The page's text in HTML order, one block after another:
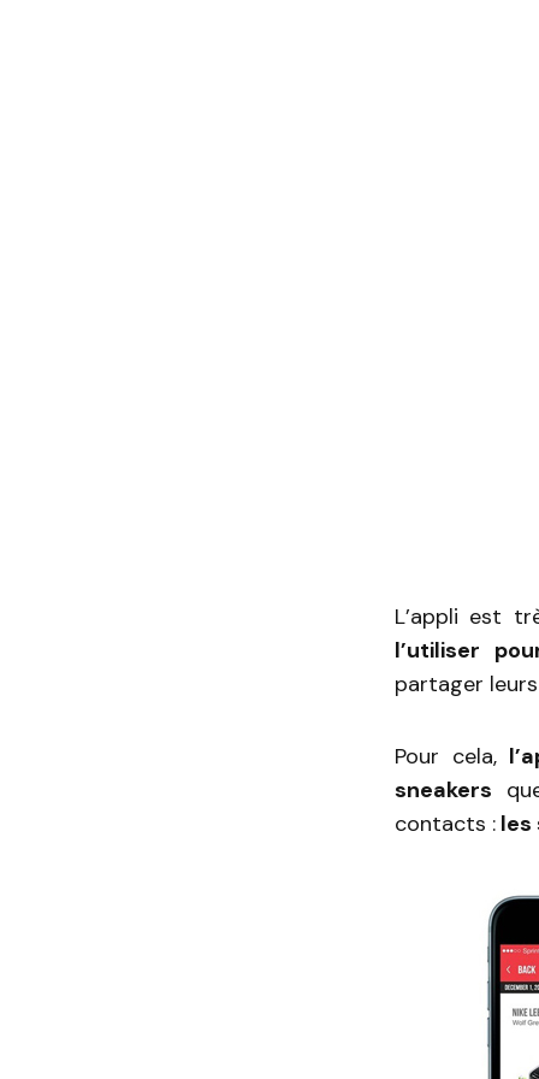
L’appli est
l’utiliser
partager
Pour cela,
sneakers
contacts : les